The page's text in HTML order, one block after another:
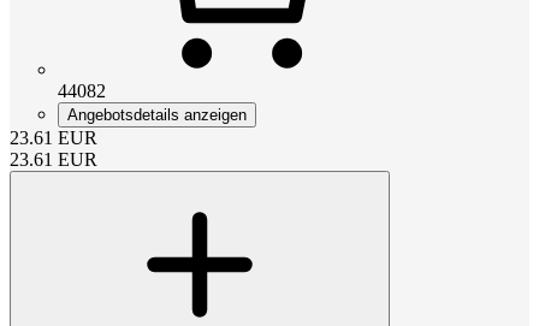
44082
Angebotsdetails anzeigen
23.61 EUR
23.61 EUR